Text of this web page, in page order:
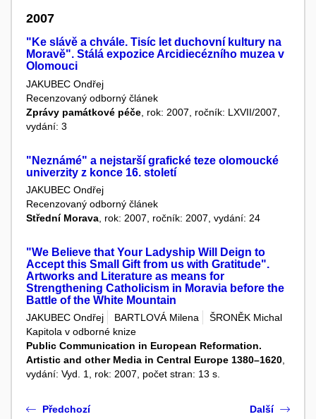
2007
"Ke slávě a chvále. Tisíc let duchovní kultury na
Moravě". Stálá expozice Arcidiecézního muzea v
Olomouci
JAKUBEC Ondřej
Recenzovaný odborný článek
Zprávy památkové péče , rok: 2007, ročník: LXVII/2007,
vydání: 3
"Neznámé" a nejstarší grafické teze olomoucké
univerzity z konce 16. století
JAKUBEC Ondřej
Recenzovaný odborný článek
Střední Morava , rok: 2007, ročník: 2007, vydání: 24
"We Believe that Your Ladyship Will Deign to
Accept this Small Gift from us with Gratitude".
Artworks and Literature as means for
Strengthening Catholicism in Moravia before the
Battle of the White Mountain
JAKUBEC Ondřej BARTLOVÁ Milena
ŠRONĚK Michal
Kapitola v odborné knize
Public Communication in European Reformation.
Artistic and other Media in Central Europe 1380–1620
vydání: Vyd. 1, rok: 2007, počet stran: 13 s.
Předchozí Další